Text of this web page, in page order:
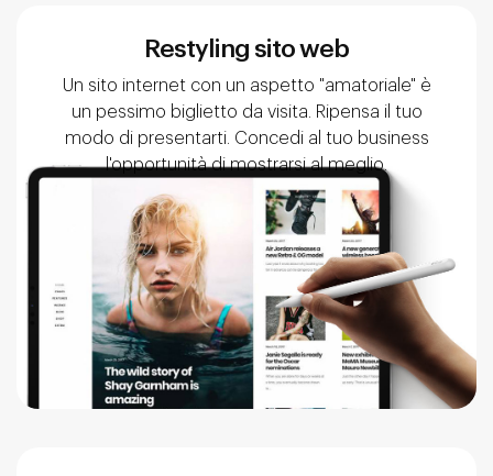
Restyling sito web
Un sito internet con un aspetto "amatoriale" è
un pessimo biglietto da visita. Ripensa il tuo
modo di presentarti. Concedi al tuo business
l'opportunità di mostrarsi al meglio.